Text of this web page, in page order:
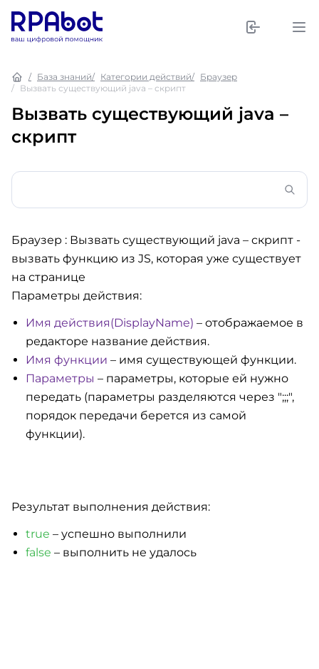
База знаний Категории действий
Браузер
Вызвать существующий java – скрипт
Вызвать существующий java –
скрипт
Браузер : Вызвать существующий java – скрипт -
вызвать функцию из JS, которая уже существует
на странице
Параметры действия:
Имя действия(DisplayName) – отображаемое в
редакторе название действия.
Имя функции – имя существующей функции.
Параметры – параметры, которые ей нужно
передать (параметры разделяются через ";;;",
порядок передачи берется из самой
функции).
Результат выполнения действия:
true – успешно выполнили
false – выполнить не удалось